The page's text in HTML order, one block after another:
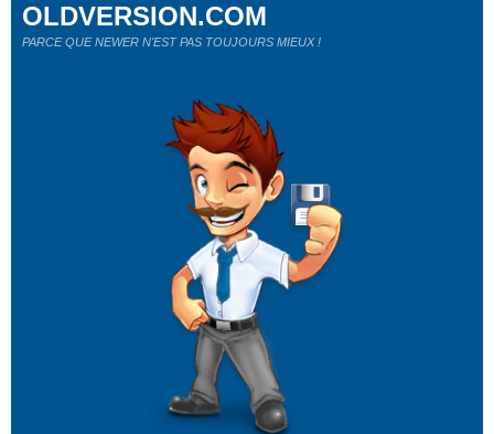
OLDVERSION.COM
PARCE QUE NEWER N'EST PAS TOUJOURS MIEUX !